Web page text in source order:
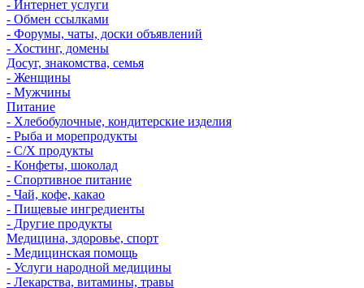
- Интернет услуги
- Обмен ссылками
- Форумы, чаты, доски объявлений
- Хостинг, домены
Досуг, знакомства, семья
- Женщины
- Мужчины
Питание
- Хлебобулочные, кондитерские изделия
- Рыба и морепродукты
- С/Х продукты
- Конфеты, шоколад
- Спортивное питание
- Чай, кофе, какао
- Пищевые ингредиенты
- Другие продукты
Медицина, здоровье, спорт
- Медицинская помощь
- Услуги народной медицины
- Лекарства, витамины, травы